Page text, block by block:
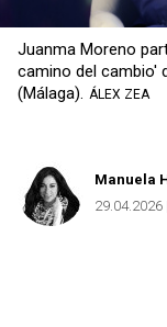
Juanma Moreno
camino del cambio'
(Málaga). ÁLEX ZEA
Manuela
29.04.2026